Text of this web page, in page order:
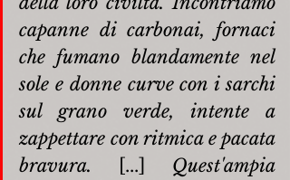
capanne di carbonai, fornaci
che fumano blandamente nel
sole e donne curve con i sarchi
sul grano verde, intente a
zappettare con ritmica e pacata
bravura. [...] Quest'ampia